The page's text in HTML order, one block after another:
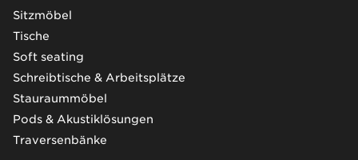
Sitzmöbel
Tische
Soft seating
Schreibtische & Arbeitsplätze
Stauraummöbel
Pods & Akustiklösungen
Traversenbänke